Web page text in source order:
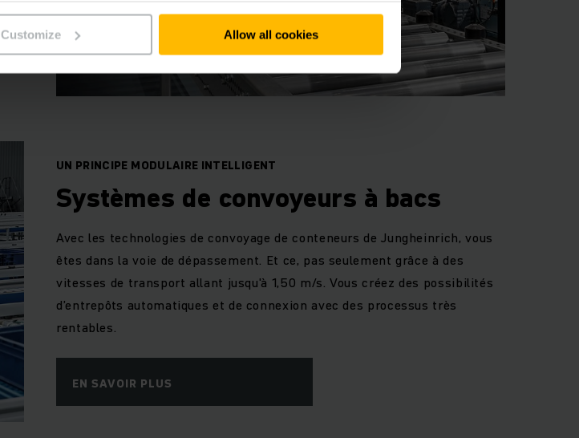
Customize Allow all cookies
UN PRINCIPE MODULAIRE INTELLIGENT
Systèmes de convoyeurs à bacs
Avec les technologies de convoyage de conteneurs de Jungheinrich, vous
êtes dans la voie de dépassement. Et ce, pas seulement grâce à des
vitesses de transport allant jusqu'à 1,50 m/s. Vous créez des possibilités
d’entrepôts automatiques et de connexion avec des processus très
rentables.
EN SAVOIR PLUS